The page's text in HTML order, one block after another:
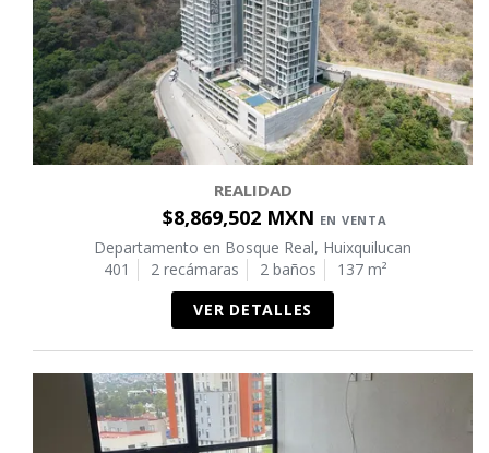
REALIDAD
$8,869,502 MXN EN VENTA
Departamento en Bosque Real, Huixquilucan
401
2 recámaras 2 baños
137 m²
VER DETALLES